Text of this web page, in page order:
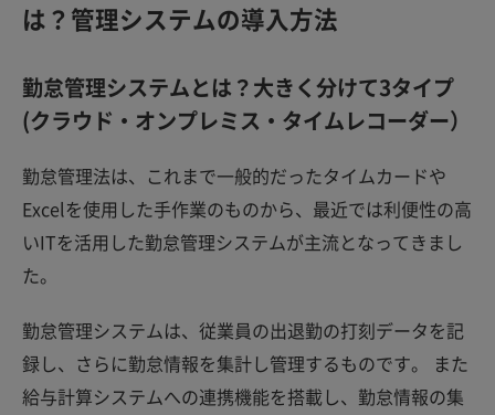
は？管理システムの導入方法
勤怠管理システムとは？大きく分けて3タイプ
(クラウド・オンプレミス・タイムレコーダー）
勤怠管理法は、これまで一般的だったタイムカードや
Excelを使用した手作業のものから、最近では利便性の高
いITを活用した勤怠管理システムが主流となってきまし
た。
勤怠管理システムは、従業員の出退勤の打刻データを記
録し、さらに勤怠情報を集計し管理するものです。 また
給与計算システムへの連携機能を搭載し、勤怠情報の集